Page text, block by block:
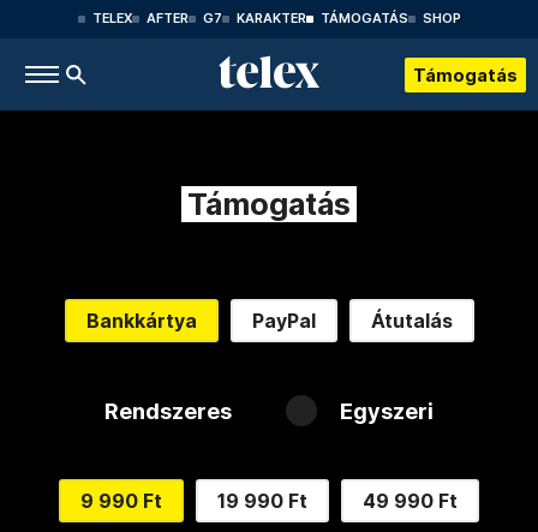
TELEX AFTER G7 KARAKTER TÁMOGATÁS SHOP
Támogatás
Támogatás
Bankkártya PayPal Átutalás
Rendszeres Egyszeri
9 990 Ft 19 990 Ft 49 990 Ft